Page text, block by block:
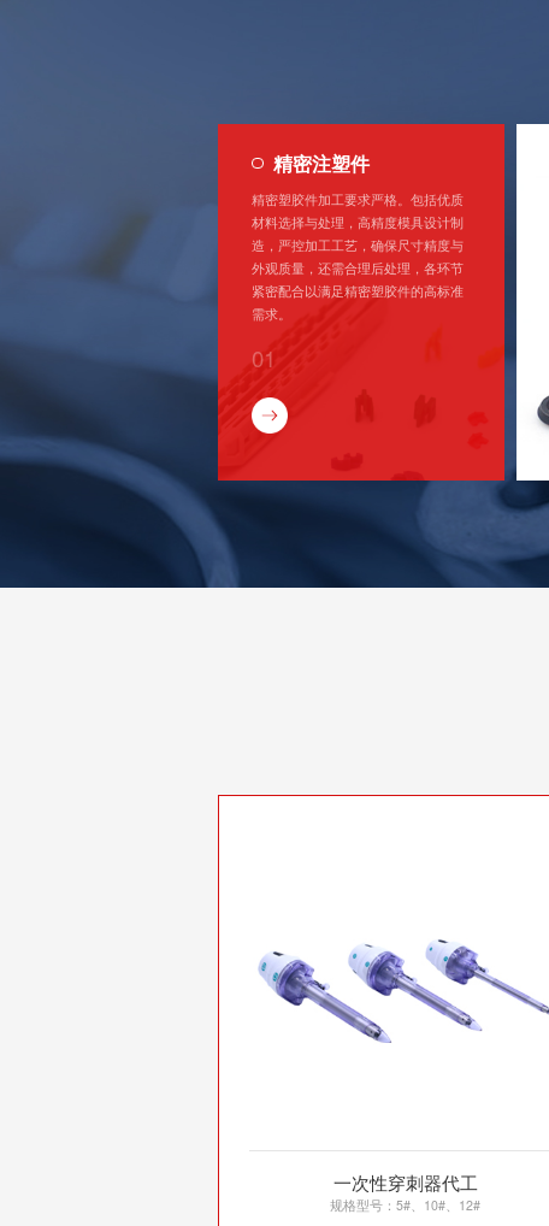
精密注塑件
精密塑胶件加工要求严格。包括优质
材料选择与处理，高精度模具设计制
造，严控加工工艺，确保尺寸精度与
外观质量，还需合理后处理，各环节
紧密配合以满足精密塑胶件的高标准
需求。
01
一次性穿刺器代工
规格型号：5#、10#、12#